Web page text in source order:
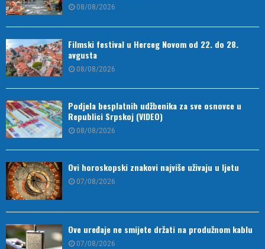
08/08/2026
Filmski festival u Herceg Novom od 22. do 28.
avgusta
08/08/2026
Podjela besplatnih udžbenika za sve osnovce u
Republici Srpskoj (VIDEO)
08/08/2026
Ovi horoskopski znakovi najviše uživaju u ljetu
07/08/2026
Ove uređaje ne smijete držati na produžnom kablu
07/08/2026